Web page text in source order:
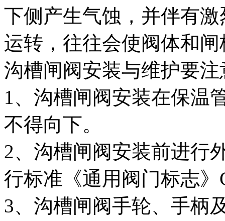
下侧产生气蚀，并伴有
运转，往往会使阀体和
沟槽闸阀安装与维护要
1、沟槽闸阀安装在保温
不得向下。
2、沟槽闸阀安装前进行
行标准《通用阀门标志》
3、沟槽闸阀手轮、手柄